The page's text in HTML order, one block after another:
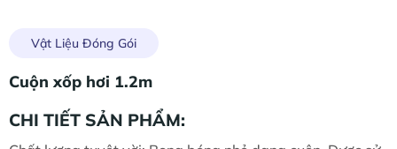
Vật Liệu Đóng Gói
Cuộn xốp hơi 1.2m
CHI TIẾT SẢN PHẨM: